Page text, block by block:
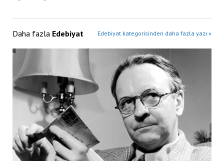
Daha fazla Edebiyat Edebiyat kategorisinden daha fazla yazı »